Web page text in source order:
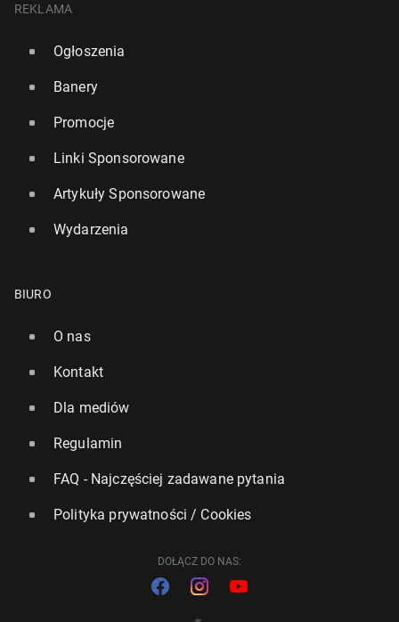
REKLAMA
Ogłoszenia
Banery
Promocje
Linki Sponsorowane
Artykuły Sponsorowane
Wydarzenia
BIURO
O nas
Kontakt
Dla mediów
Regulamin
FAQ - Najczęściej zadawane pytania
Polityka prywatności / Cookies
DOŁĄCZ DO NAS: